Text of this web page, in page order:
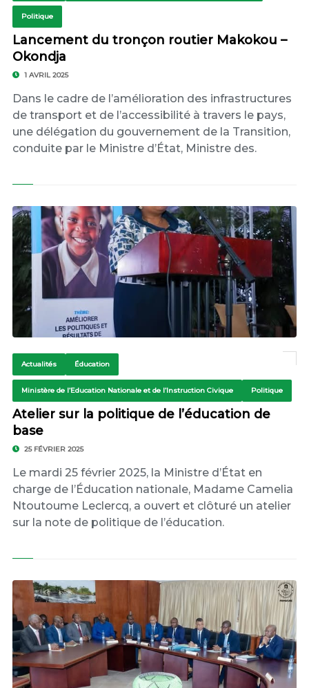
Politique
Lancement du tronçon routier Makokou –
Okondja
1 AVRIL 2025
Dans le cadre de l’amélioration des infrastructures
de transport et de l’accessibilité à travers le pays,
une délégation du gouvernement de la Transition,
conduite par le Ministre d’État, Ministre des.
Actualités Éducation
Ministère de l’Education Nationale et de l’Instruction Civique Politique
Atelier sur la politique de l’éducation de
base
25 FÉVRIER 2025
Le mardi 25 février 2025, la Ministre d’État en
charge de l’Éducation nationale, Madame Camelia
Ntoutoume Leclercq, a ouvert et clôturé un atelier
sur la note de politique de l’éducation.